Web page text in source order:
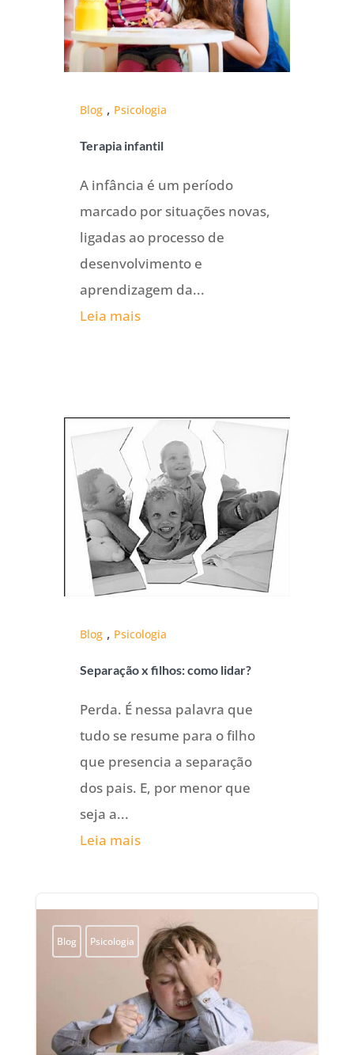
Blog , Psicologia
Terapia infantil
A infância é um período
marcado por situações novas,
ligadas ao processo de
desenvolvimento e
aprendizagem da...
Leia mais
Blog , Psicologia
Separação x filhos: como lidar?
Perda. É nessa palavra que
tudo se resume para o filho
que presencia a separação
dos pais. E, por menor que
seja a...
Leia mais
Blog Psicologia